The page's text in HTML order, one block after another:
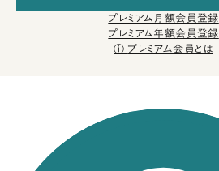
プレミアム月額会員登録
プレミアム年額会員登録
プレミアム会員とは